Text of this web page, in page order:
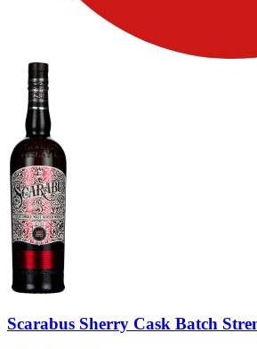
Scarabus Sherry Cask Batch